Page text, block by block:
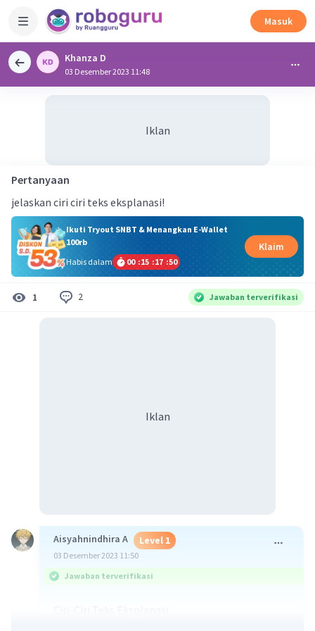
Masuk
Khanza D
03 Desember 2023 11:48
Iklan
Pertanyaan
jelaskan ciri ciri teks eksplanasi!
Ikuti Tryout SNBT & Menangkan E-Wallet
100rb
Habis dalam
00 :15 :17 :50
Klaim
1 2 Jawaban terverifikasi
Iklan
Aisyahnindhira A Level 1
03 Desember 2023 11:50
Jawaban terverifikasi